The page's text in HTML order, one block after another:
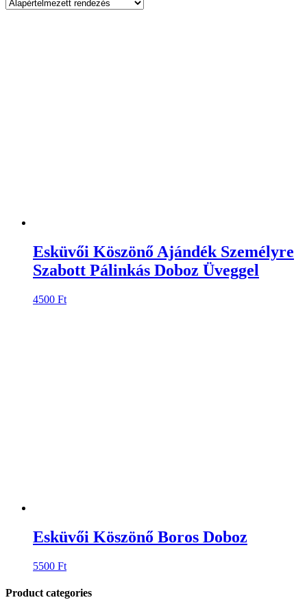
Esküvői Köszönő Ajándék Személyre
Szabott Pálinkás Doboz Üveggel
4500 Ft
Esküvői Köszönő Boros Doboz
5500 Ft
Product categories